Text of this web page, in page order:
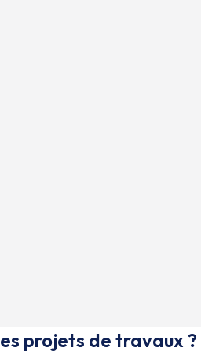
projets de travaux ?